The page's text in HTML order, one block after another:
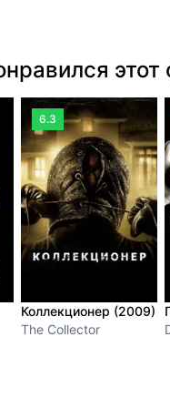
6.3
Коллекционер (2009)
The Collector